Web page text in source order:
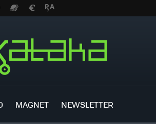
MAGNET NEWSLETTER